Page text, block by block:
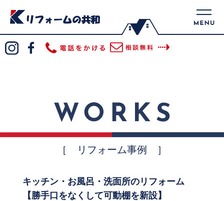
［ リフォーム事例 ］
キッチン・お風呂・洗面所のリフォーム
【勝手口をなくして可動棚を新設】